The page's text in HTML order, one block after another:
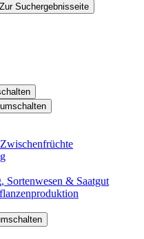
Zur Suchergebnisseite
Sortenwesen & Saatgut